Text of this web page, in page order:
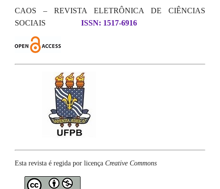
CAOS – REVISTA ELETRÔNICA DE CIÊNCIAS
SOCIAIS
ISSN: 1517-6916
Esta revista é regida por licença Creative Commons